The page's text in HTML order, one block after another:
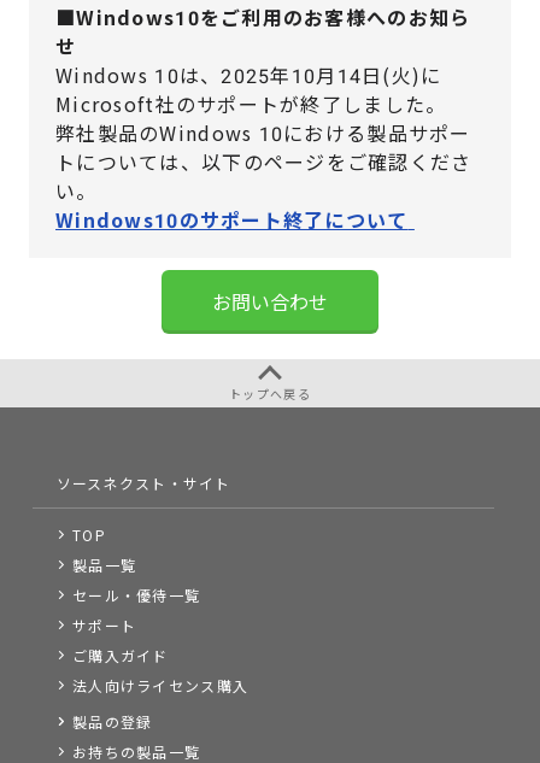
■Windows10をご利用のお客様へのお知ら
せ
Windows 10は、2025年10月14日(火)に
Microsoft社のサポートが終了しました。
弊社製品のWindows 10における製品サポー
トについては、 以下のページをご確認くださ
い。
Windows10のサポート終了について
お問い合わせ
トップへ戻る
ソースネクスト・サイト
TOP
製品一覧
セール・優待一覧
サポート
ご購入ガイド
法人向けライセンス購入
製品の登録
お持ちの製品一覧